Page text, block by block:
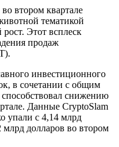
втором квартале
тематикой
Этот всплеск
продаж
инвестиционного
в сочетании с общим
снижению
Данные CryptoSlam
упали с 4,14 млрд
млрд долларов во втором